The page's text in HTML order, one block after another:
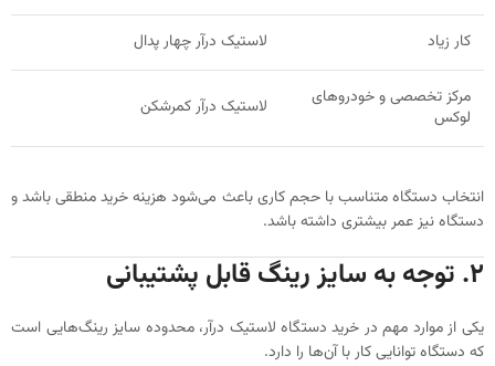
کار زیاد لاستیک درآر چهار پدال
مرکز تخصصی و خودروهای
لوکس
لاستیک درآر کمرشکن
انتخاب دستگاه متناسب با حجم کاری باعث می‌شود هزینه خرید منطقی باشد و
دستگاه نیز عمر بیشتری داشته باشد.
۲. توجه به سایز رینگ قابل پشتیبانی
یکی از موارد مهم در خرید دستگاه لاستیک درآر، محدوده سایز رینگ‌هایی است
که دستگاه توانایی کار با آن‌ها را دارد.